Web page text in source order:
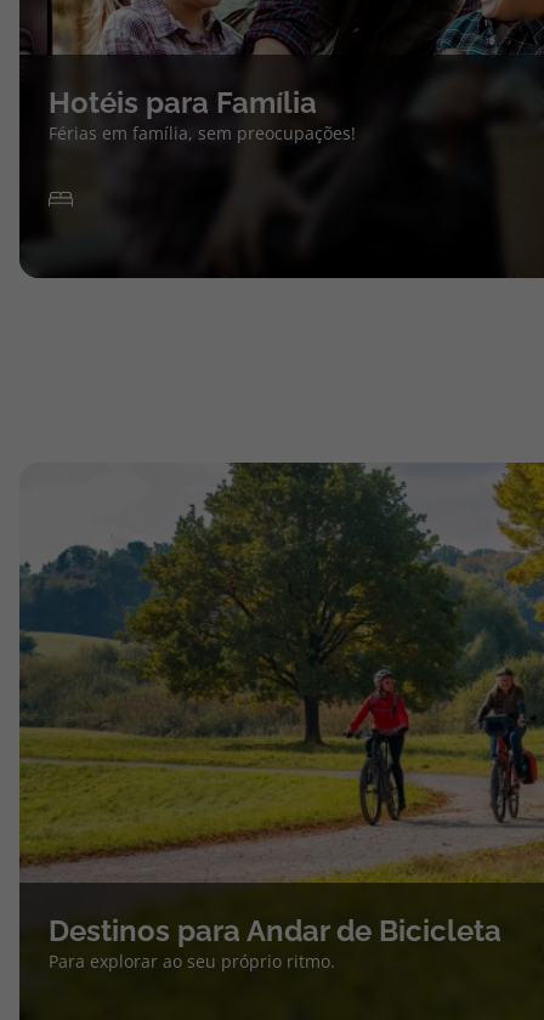
Hotéis para Família
Férias em família, sem preocupações!
Destinos para Andar de Bicicleta
Para explorar ao seu próprio ritmo.